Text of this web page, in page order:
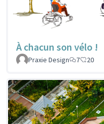
À chacun son vélo !
Praxie Design
7 20